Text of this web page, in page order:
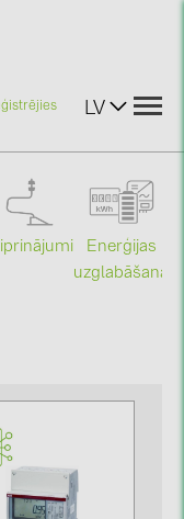
LV
Enerģijas
uzglabāšana